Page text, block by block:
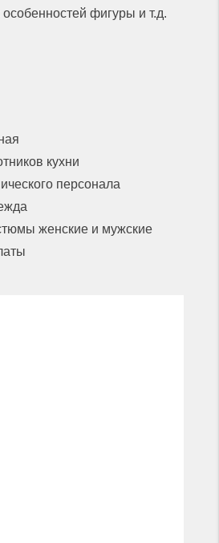
фигуры и т.д.
кухни
персонала
женские и мужские